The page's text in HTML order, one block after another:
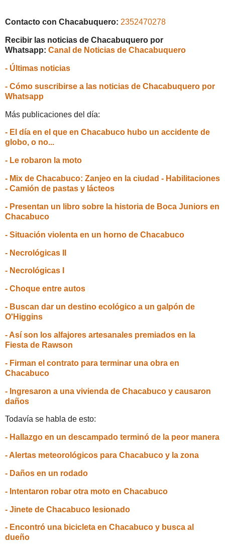
Contacto con Chacabuquero: 2352470278
Recibir las noticias de Chacabuquero por
Whatsapp: Canal de Noticias de Chacabuquero
- Últimas noticias
- Cómo suscribirse a las noticias de Chacabuquero por
Whatsapp
Más publicaciones del día:
- El día en el que en Chacabuco hubo un accidente de
globo, o no...
- Le robaron la moto
- Mix de Chacabuco: Zanjeo en la ciudad - Habilitaciones
- Camión de pastas y lácteos
- Presentan un libro sobre la historia de Boca Juniors en
Chacabuco
- Situación violenta en un horno de Chacabuco
- Necrológicas II
- Necrológicas I
- Choque entre autos
- Buscan dar un destino ecológico a un galpón de
O'Higgins
- Así son los alfajores artesanales premiados en la
Fiesta de Rawson
- Firman el contrato para terminar una obra en
Chacabuco
- Ingresaron a una vivienda de Chacabuco y causaron
daños
Todavía se habla de esto:
- Hallazgo en un descampado terminó de la peor manera
- Alertas meteorológicos para Chacabuco y la zona
- Daños en un rodado
- Intentaron robar otra moto en Chacabuco
- Jinete de Chacabuco lesionado
- Encontró una bicicleta en Chacabuco y busca al
dueño